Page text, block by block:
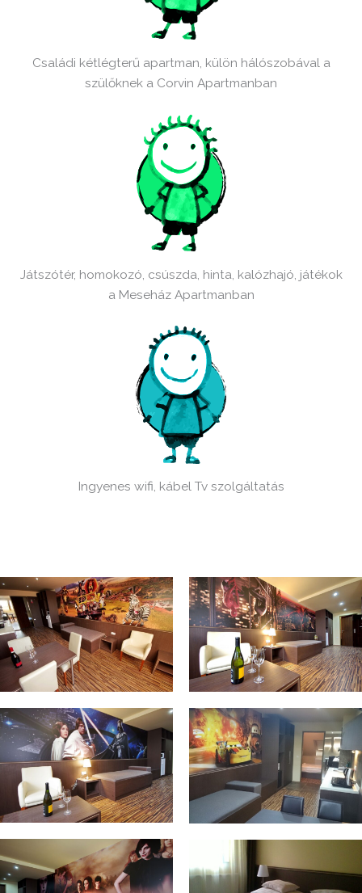
Családi kétlégterű apartman, külön hálószobával a
szülőknek a Corvin Apartmanban
Játszótér, homokozó, csúszda, hinta, kalózhajó, játékok
a Meseház Apartmanban
Ingyenes wifi, kábel Tv szolgáltatás